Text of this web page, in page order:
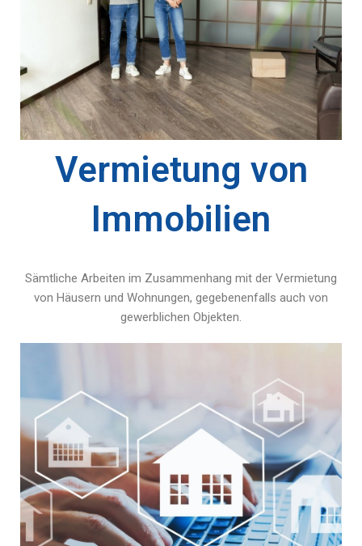
Vermietung von
Immobilien
Sämtliche Arbeiten im Zusammenhang mit der Vermietung
von Häusern und Wohnungen, gegebenenfalls auch von
gewerblichen Objekten.